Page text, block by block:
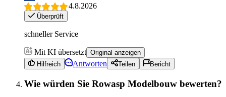
4.8.2026
Überprüft
schneller Service
Mit KI übersetzt Original anzeigen
Hilfreich
Antworten Teilen Bericht
Wie würden Sie Rowasp Modelbouw bewerten?